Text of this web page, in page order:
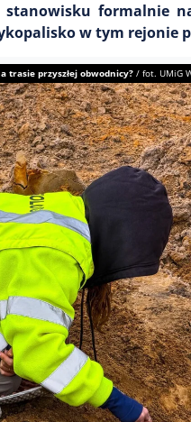
formalnie
w tym rejonie
trasie przyszłej obwodnicy? / fot. UMiG